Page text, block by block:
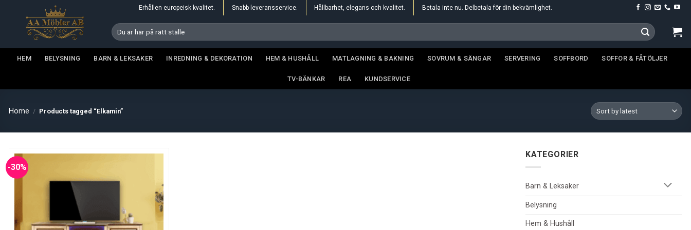
Erhållen europeisk kvalitet. Snabb leveransservice. Hållbarhet, elegans och kvalitet. Betala inte nu. Delbetala för din bekvämlighet.
Search
for:
HEM BELYSNING BARN & LEKSAKER INREDNING & DEKORATION HEM & HUSHÅLL MATLAGNING & BAKNING SOVRUM & SÄNGAR SERVERING SOFFBORD SOFFOR & FÅTÖLJER
TV-BÄNKAR REA KUNDSERVICE
Home / Products tagged “Elkamin”
-30%
KATEGORIER
Barn & Leksaker
Belysning
Hem & Hushåll